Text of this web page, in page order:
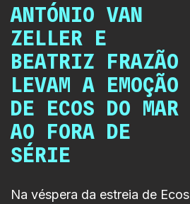
ANTÓNIO VAN
ZELLER E
BEATRIZ FRAZÃO
LEVAM A EMOÇÃO
DE ECOS DO MAR
AO FORA DE
SÉRIE
Na véspera da estreia de Ecos